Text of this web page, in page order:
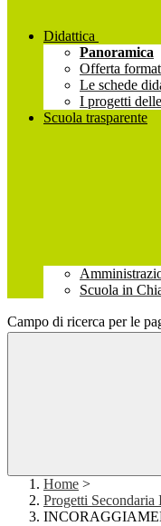
Didattica
Panoramica
Offerta
Le schede
I progetti
Scuola trasparente
Scuola in
Campo di ricerca per le
Home >
Progetti Secondaria